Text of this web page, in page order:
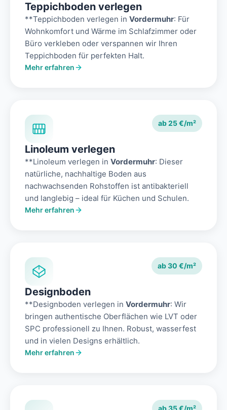
Teppichboden verlegen
**Teppichboden verlegen in Vordermuhr: Für
Wohnkomfort und Wärme im Schlafzimmer oder
Büro verkleben oder verspannen wir Ihren
Teppichboden für perfekten Halt.
Mehr erfahren
ab 25 €/m²
Linoleum verlegen
**Linoleum verlegen in Vordermuhr: Dieser
natürliche, nachhaltige Boden aus
nachwachsenden Rohstoffen ist antibakteriell
und langlebig – ideal für Küchen und Schulen.
Mehr erfahren
ab 30 €/m²
Designboden
**Designboden verlegen in Vordermuhr: Wir
bringen authentische Oberflächen wie LVT oder
SPC professionell zu Ihnen. Robust, wasserfest
und in vielen Designs erhältlich.
Mehr erfahren